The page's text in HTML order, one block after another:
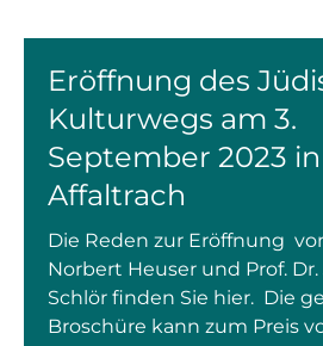
Eröffnung des
Kulturwegs am 3.
September 2023 in
Affaltrach
Die Reden zur Eröffnung
Norbert Heuser und Prof.
Schlör finden Sie hier. Die
Broschüre kann zum Preis